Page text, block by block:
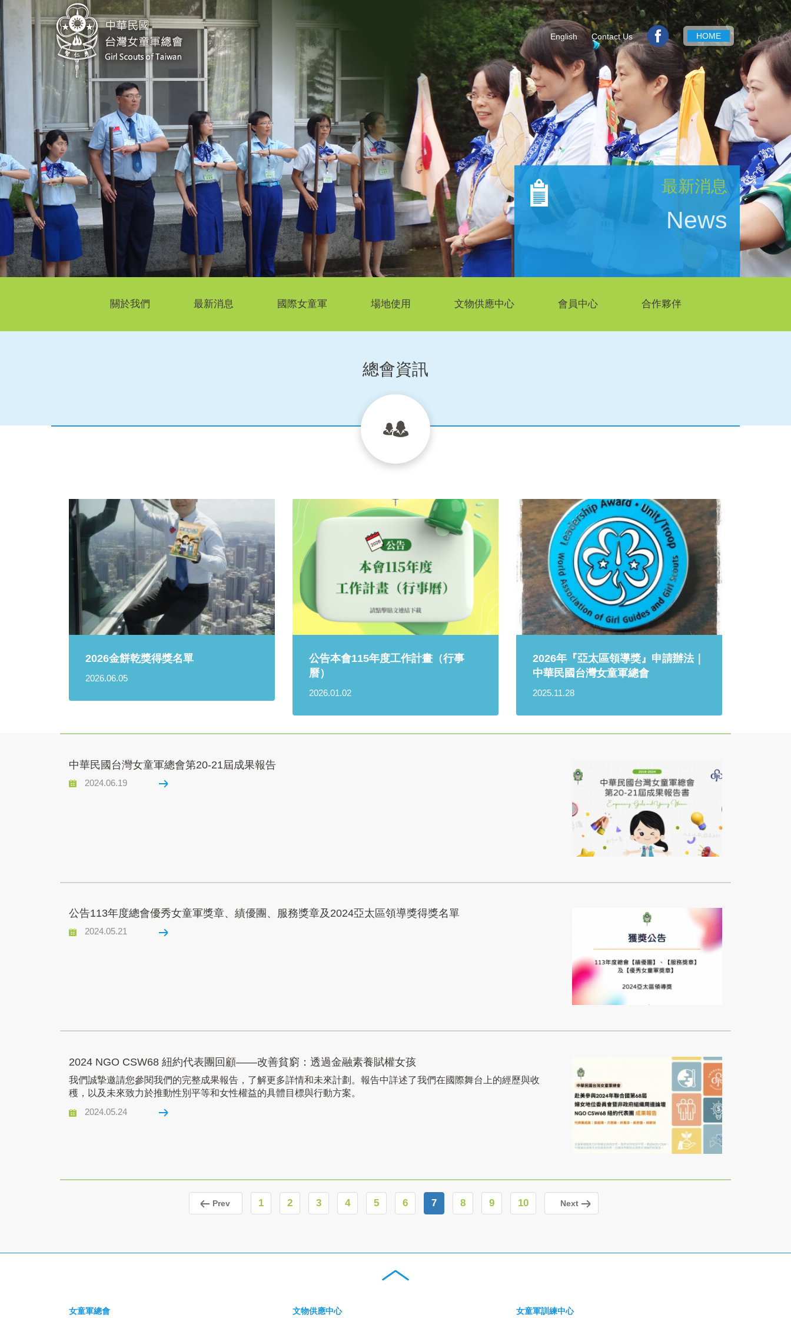
English Contact Us HOME
最新消息
News
關於我們 最新消息 國際女童軍 場地使用 文物供應中心 會員中心 合作夥伴
總會資訊
2026金餅乾獎得獎名單
2026.06.05
公告本會115年度工作計畫（行事
曆）
2026.01.02
2026年『亞太區領導獎』申請辦法｜
中華民國台灣女童軍總會
2025.11.28
中華民國台灣女童軍總會第20-21屆成果報告
2024.06.19
公告113年度總會優秀女童軍獎章、績優團、服務獎章及2024亞太區領導獎得獎名單
2024.05.21
2024 NGO CSW68 紐約代表團回顧——改善貧窮：透過金融素養賦權女孩
我們誠摯邀請您參閱我們的完整成果報告，了解更多詳情和未來計劃。報告中詳述了我們在國際舞台上的經歷與收
穫，以及未來致力於推動性別平等和女性權益的具體目標與行動方案。
2024.05.24
Prev 1 2 3 4 5 6 7 8 9 10 Next
女童軍總會 文物供應中心 女童軍訓練中心